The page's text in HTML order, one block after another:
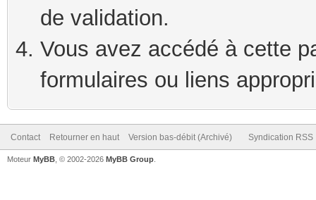
de validation.
Vous avez accédé à cette
formulaires ou liens
Contact Retourner en haut Version bas-débit (Archivé) Syndication RSS
Moteur MyBB , © 2002-2026 MyBB Group